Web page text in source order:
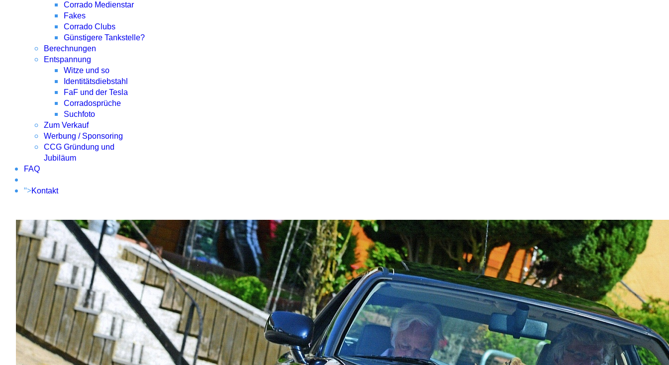
Corrado Medienstar
Fakes
Corrado Clubs
Günstigere Tankstelle?
Berechnungen
Entspannung
Witze und so
Identitätsdiebstahl
FaF und der Tesla
Corradosprüche
Suchfoto
Zum Verkauf
Werbung / Sponsoring
CCG Gründung und
Jubiläum
FAQ
">Kontakt